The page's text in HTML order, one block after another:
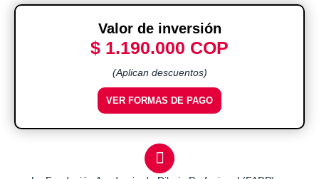
Valor de inversión
$ 1.190.000 COP
(Aplican descuentos)
VER FORMAS DE PAGO